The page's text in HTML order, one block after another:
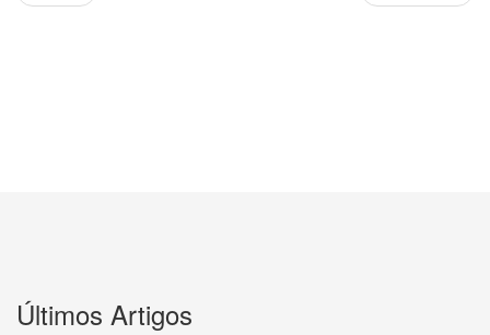
Últimos Artigos